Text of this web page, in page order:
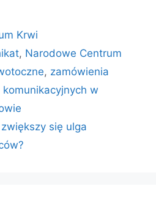
Krwi
, Narodowe Centrum
, zamówienia
w
się ulga